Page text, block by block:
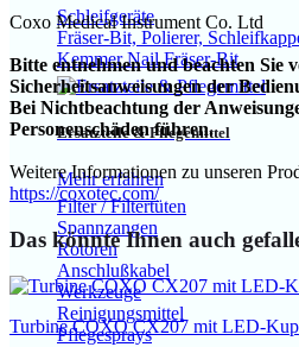
Schleifgeräte
Fräser-Bit, Polierer,
Kemmer Nail Fräser-Bit
Ersatzteile & Pflegemittel
Mehr erfahren
Filter / Filtertüten
Spannzangen
Rotoren
Anschlußkabel
Werkzeuge
Reinigungsmittel
Pflegesprays
Coxo Medical Instrument Co. Ltd
Bitte entnehmen und beachten Sie
Sicherheitsanweisungen der
Bei Nichtbeachtung der
Personenschäden führen.
Weitere Informationen zu unseren
https://coxotec.com/
Das könnte Ihnen auch
Turbine COXO CX207 mit LED-